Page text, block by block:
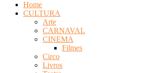
Home
CULTURA
Arte
CARNAVAL
CINEMA
Filmes
Circo
Livros